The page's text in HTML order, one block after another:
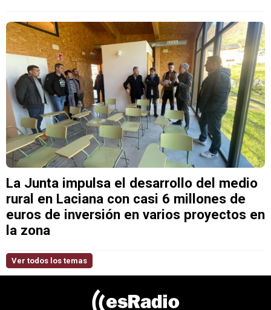
La Junta impulsa el desarrollo del medio
rural en Laciana con casi 6 millones de
euros de inversión en varios proyectos en
la zona
Ver todos los temas